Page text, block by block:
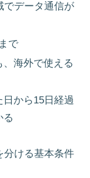
でデータ通信が
で
海外で使える
から15日経過
る
分ける基本条件